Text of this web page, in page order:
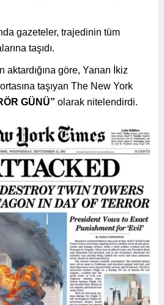
gazeteler, trajedinin tüm
taşıdı.
aktardığına göre, Yanan İkiz
taşıyan The New York
GÜNÜ” olarak nitelendirdi.